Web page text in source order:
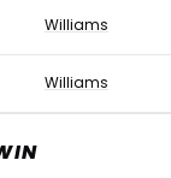
Williams
Williams